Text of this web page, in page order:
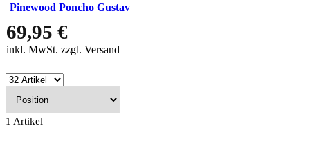
Pinewood Poncho Gustav
69,95 €
inkl. MwSt. zzgl. Versand
1 Artikel